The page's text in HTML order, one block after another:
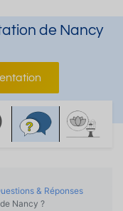
de Nancy
& Réponses
Nancy ?